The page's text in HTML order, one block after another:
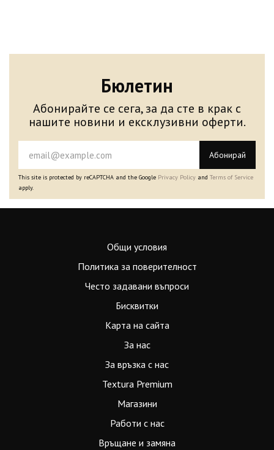
Бюлетин
Абонирайте се сега, за да сте в крак с
нашите новини и ексклузивни оферти.
Абонирай
This site is protected by reCAPTCHA and the Google Privacy Policy and Terms of Service
apply.
Общи условия
Политика за поверителност
Често задавани въпроси
Бисквитки
Карта на сайта
За нас
За връзка с нас
Textura Premium
Магазини
Работи с нас
Връщане и замяна